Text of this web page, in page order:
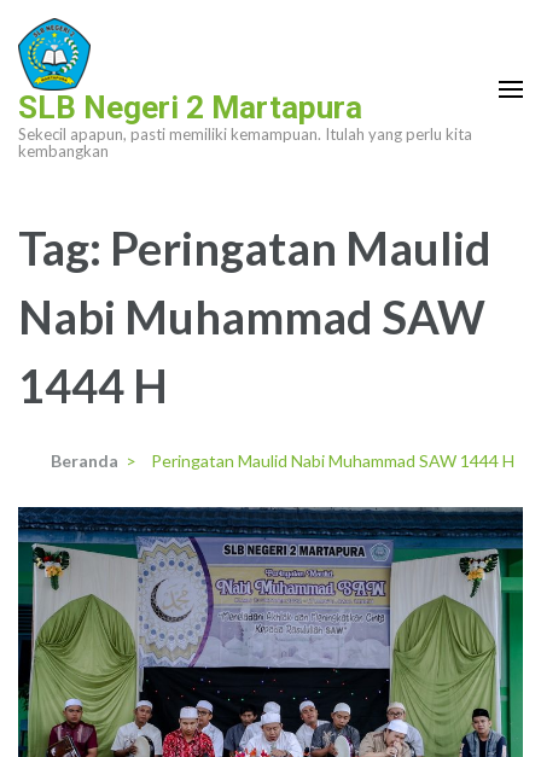
Lompat
ke
konten
(Tekan
Enter)
SLB Negeri 2 Martapura
Sekecil apapun, pasti memiliki kemampuan. Itulah yang perlu kita
kembangkan
Tag: Peringatan Maulid
Nabi Muhammad SAW
1444 H
Beranda > Peringatan Maulid Nabi Muhammad SAW 1444 H